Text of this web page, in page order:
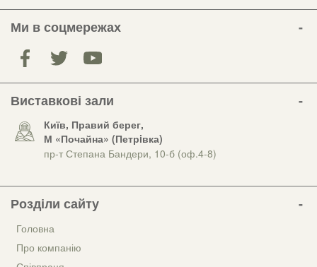
Ми в соцмережах
Виставкові зали
Київ, Правий берег,
М «Почайна» (Петрiвка)
пр-т Степана Бандери, 10-б (оф.4-8)
Розділи сайту
Головна
Про компанію